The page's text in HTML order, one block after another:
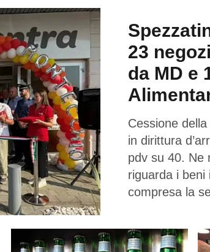
23
da MD e
Cessione
in dirittura
pdv su 40. Ne
riguarda i beni
compresa la